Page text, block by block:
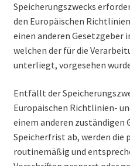
Speicherungszwecks
den Europäischen
einen anderen Gesetzgeber
welchen der für die
unterliegt, vorgesehen
Entfällt der
Europäischen Richtlinien-
einem anderen zuständigen
Speicherfrist ab, werden die
routinemäßig und